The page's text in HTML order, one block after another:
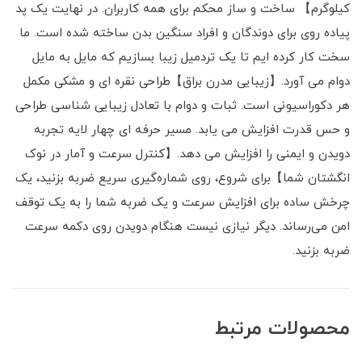
کیلوگرم】 ساخت و ساز محکم برای همه کاربران. در نهایت یک پد
پیاده روی برای دوندگان و افراد سنگین بدن ساخته شده است. ما
سخت کار کرده ایم تا یک تردمیل زیبا بسازیم که مایل به مایل
دوام می آورد.【زیبایی مدرن براق】طراحی نقره ای و مشکی مکمل
هر دکوراسیونی است. ثبات و دوام با تعادل زیبایی شناسی طراحی
و حس قدرت افزایش می یابد. مسیر حرفه ای چهار لایه تجربه
دویدن و ایمنی را افزایش می دهد.【کنترل سرعت و آمار در نوک
انگشتان شما】برای شروع، روی شماره‌گیری سریع ضربه بزنید، یک
چرخش ساده برای افزایش سرعت و یک ضربه شما را به یک توقف
امن می‌رساند. دیگر نیازی نیست هنگام دویدن روی دکمه سرعت
ضربه بزنید.
محصولات مرتبط